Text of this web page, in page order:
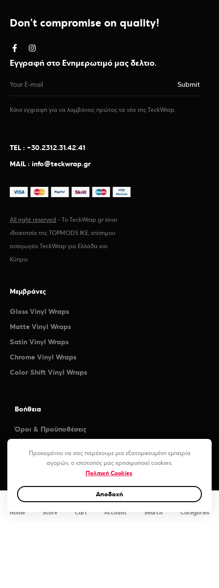
Don't compromise on quality!
Εγγραφή στο Ενημερωτιμό μας δελτιο.
Κάνε εγγραφή για να λαμβάνεις πρώτος τα νέα της TeckWrap.
TEL : +30.2312.31.42.41
MAIL : info@teckwrap.gr
All right reserved - Το TeckWrap.gr είναι
ιδιοκτησία της TOPMODS IKE, επίσημου
εισαγωγέα TeckWrap για Ελλάδα και
Κύπρο.
Μεμβράνες
Gloss Vinyl Wraps
Matte Vinyl Wraps
Satin Vinyl Wraps
Chrome Vinyl Wraps
Color Shift Vinyl Wraps
Βοήθεια
Όροι & Προϋποθέσεις
Προκειμένου να σας παρέχουμε μια εξατομικευμένη εμπειρία
αγορών, ο ιστότοπός μας χρησιμοποιεί cookies.
Πολιτική Cookies.
Αποδοχή
Home Store
0
Cart Account Search Categories